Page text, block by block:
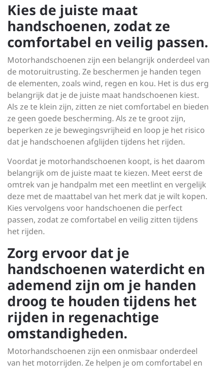
Kies de juiste maat
handschoenen, zodat ze
comfortabel en veilig passen.
Motorhandschoenen zijn een belangrijk onderdeel van
de motoruitrusting. Ze beschermen je handen tegen
de elementen, zoals wind, regen en kou. Het is dus erg
belangrijk dat je de juiste maat handschoenen kiest.
Als ze te klein zijn, zitten ze niet comfortabel en bieden
ze geen goede bescherming. Als ze te groot zijn,
beperken ze je bewegingsvrijheid en loop je het risico
dat je handschoenen afglijden tijdens het rijden.
Voordat je motorhandschoenen koopt, is het daarom
belangrijk om de juiste maat te kiezen. Meet eerst de
omtrek van je handpalm met een meetlint en vergelijk
deze met de maattabel van het merk dat je wilt kopen.
Kies vervolgens voor handschoenen die perfect
passen, zodat ze comfortabel en veilig zitten tijdens
het rijden.
Zorg ervoor dat je
handschoenen waterdicht en
ademend zijn om je handen
droog te houden tijdens het
rijden in regenachtige
omstandigheden.
Motorhandschoenen zijn een onmisbaar onderdeel
van het motorrijden. Ze helpen je om comfortabel en